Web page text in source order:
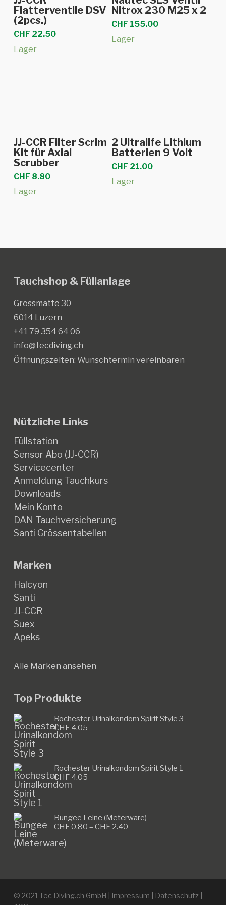
Flatterventile DSV
(2pcs.)
CHF22.50
Lager
Nitrox 230 M25 x 2
CHF 155.00
Lager
In den Warenkorb
JJ-CCR Filter Scrim
Kit für Axial
Scrubber
CHF8.80
Lager
In den Warenkorb
2 Ultralife Lithium
Batterien 9 Volt
CHF 21.00
Lager
Tauchshop & Füllanlage
Grossmatte 30
6014 Luzern
+41 79 354 64 06
info@tecdiving.ch
Öffnungszeiten: Wunschtermin vereinbaren
Nützliche Links
Füllstation
Sensor Abo (JJ-CCR)
Servicecenter
Anmeldung Tauchkurs
Downloads
Mein Konto
DAN Tauchversicherung
Santi Grössentabellen
Marken
Halcyon
Santi
JJ-CCR
Suex
Apeks
Alle Marken ansehen
Top Produkte
Rochester Urinalkondom Spirit Style 3
CHF4.05
Rochester Urinalkondom Spirit Style 1
CHF4.05
Bungee Leine (Meterware)
CHF0.80 – CHF2.40Preisspanne:
© 2021 Tec Diving.ch GmbH | Impressum Datenschutz